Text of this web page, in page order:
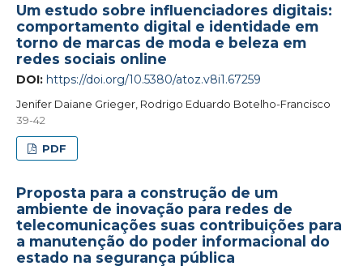
Um estudo sobre influenciadores digitais:
comportamento digital e identidade em
torno de marcas de moda e beleza em
redes sociais online
DOI: https://doi.org/10.5380/atoz.v8i1.67259
Jenifer Daiane Grieger, Rodrigo Eduardo Botelho-Francisco
39-42
PDF
Proposta para a construção de um
ambiente de inovação para redes de
telecomunicações suas contribuições para
a manutenção do poder informacional do
estado na segurança pública